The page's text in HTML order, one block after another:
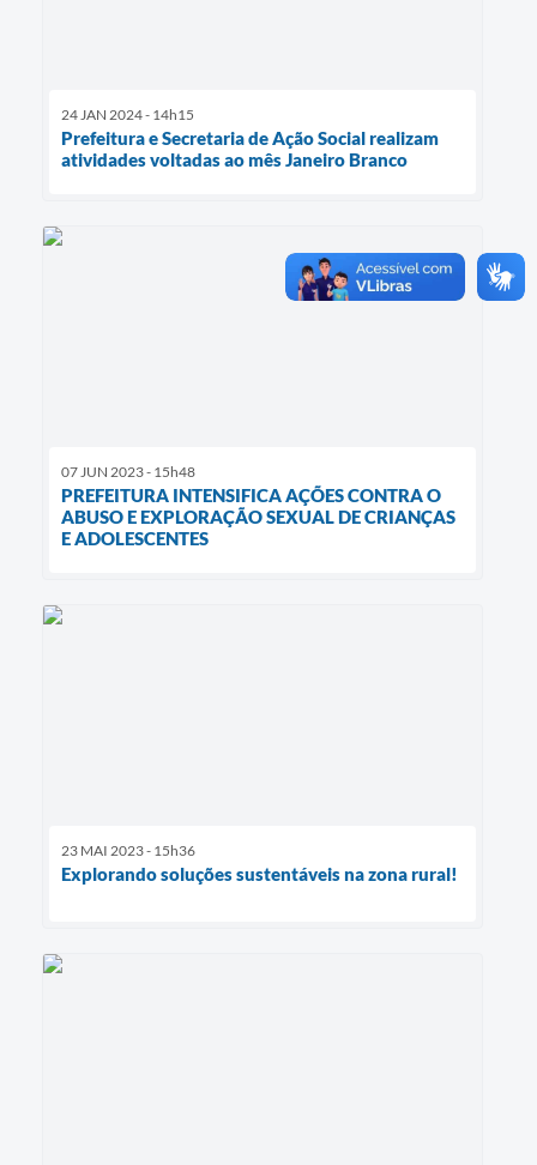
24 JAN 2024 - 14h15
Prefeitura e Secretaria de Ação Social realizam
atividades voltadas ao mês Janeiro Branco
07 JUN 2023 - 15h48
PREFEITURA INTENSIFICA AÇÕES CONTRA O
ABUSO E EXPLORAÇÃO SEXUAL DE CRIANÇAS
E ADOLESCENTES
23 MAI 2023 - 15h36
Explorando soluções sustentáveis na zona rural!